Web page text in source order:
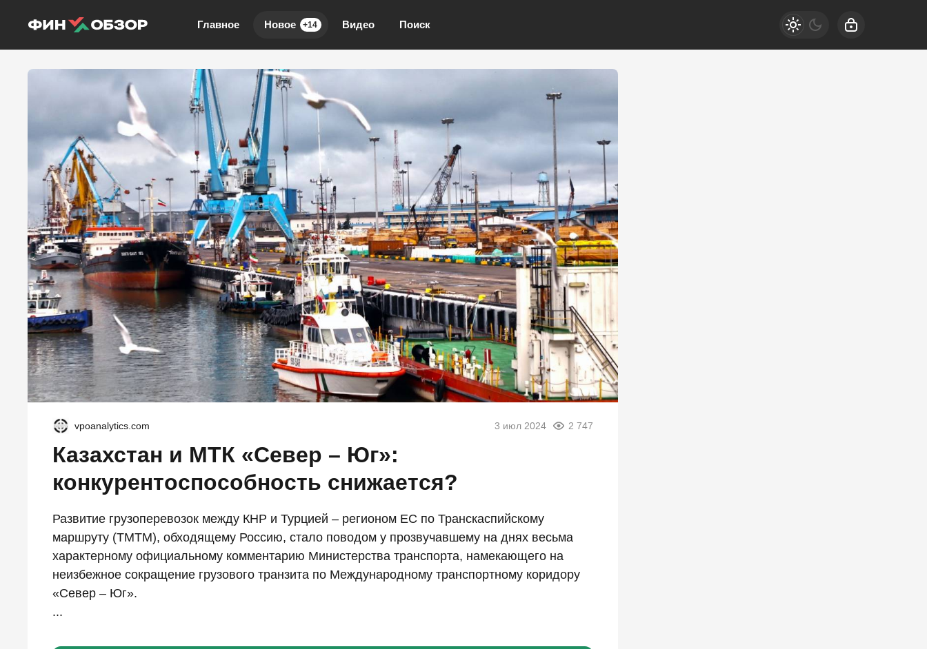
Главное Новое +14 Видео Поиск
vpoanalytics.com 3 июл 2024 2 747
Казахстан и МТК «Север – Юг»:
конкурентоспособность снижается?
Развитие грузоперевозок между КНР и Турцией – регионом ЕС по Транскаспийскому
маршруту (ТМТМ), обходящему Россию, стало поводом у прозвучавшему на днях весьма
характерному официальному комментарию Министерства транспорта, намекающего на
неизбежное сокращение грузового транзита по Международному транспортному коридору
«Север – Юг».
...